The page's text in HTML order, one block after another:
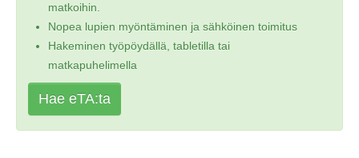
matkoihin.
Nopea lupien myöntäminen ja sähköinen toimitus
Hakeminen työpöydällä, tabletilla tai
matkapuhelimella
Hae eTA:ta